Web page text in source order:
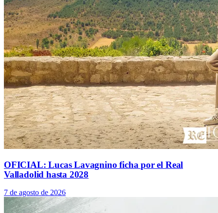
OFICIAL: Lucas Lavagnino ficha por el Real
Valladolid hasta 2028
7 de agosto de 2026